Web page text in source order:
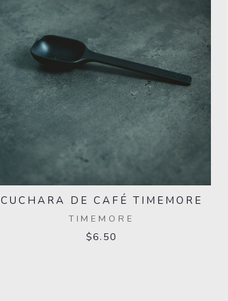
CUCHARA DE CAFÉ TIMEMORE
TIMEMORE
$6.50